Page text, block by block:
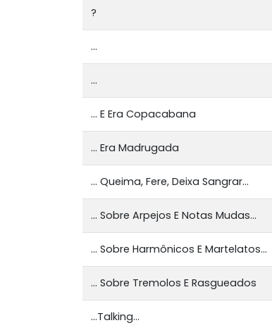
?
...
...
... E Era Copacabana
... Era Madrugada
... Queima, Fere, Deixa Sangrar...
... Sobre Arpejos E Notas Mudas...
... Sobre Harmônicos E Martelatos...
... Sobre Tremolos E Rasgueados
...Talking...